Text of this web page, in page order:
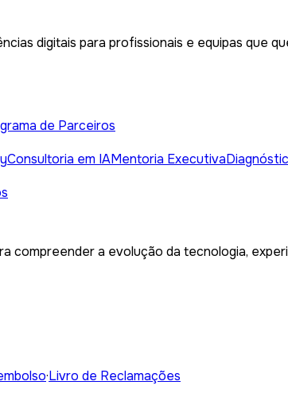
digitais para profissionais e equipas que
de Parceiros
Consultoria em IAMentoria Executiva
compreender a evolução da tecnologia,
·Livro de Reclamações